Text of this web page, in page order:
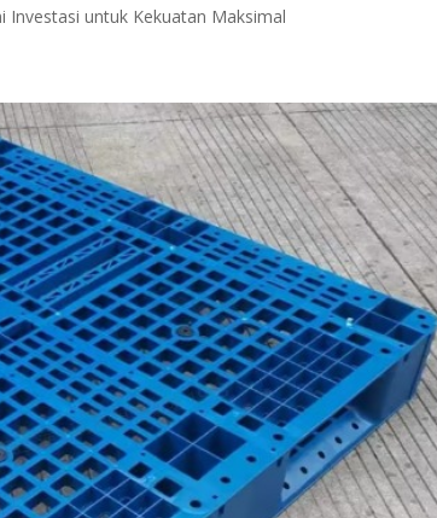
Investasi untuk Kekuatan Maksimal